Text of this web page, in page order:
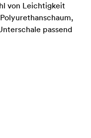
von Leichtigkeit
passend